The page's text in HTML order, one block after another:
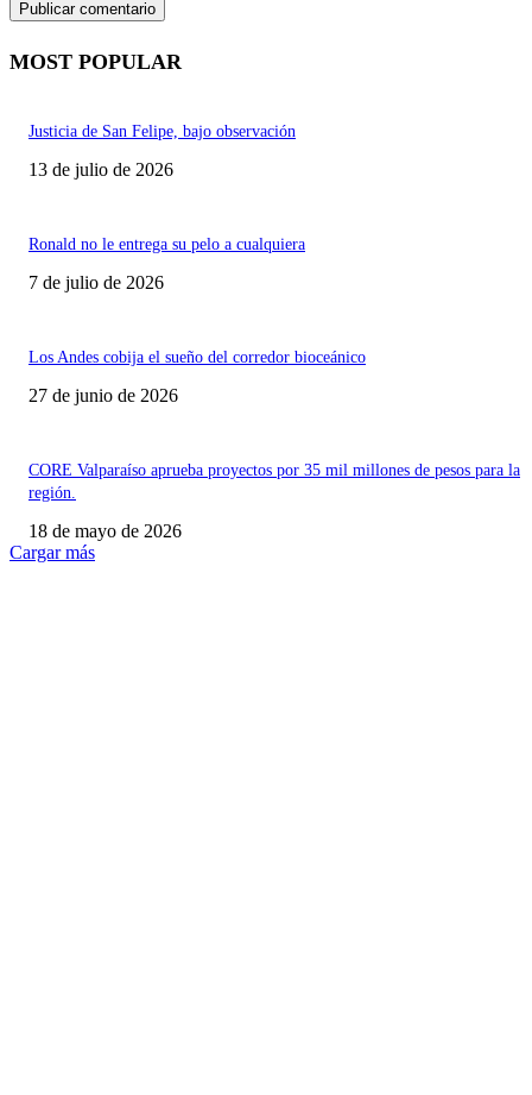
MOST POPULAR
Justicia de San Felipe, bajo observación
13 de julio de 2026
Ronald no le entrega su pelo a cualquiera
7 de julio de 2026
Los Andes cobija el sueño del corredor bioceánico
27 de junio de 2026
CORE Valparaíso aprueba proyectos por 35 mil millones de pesos para la
región.
18 de mayo de 2026
Cargar más